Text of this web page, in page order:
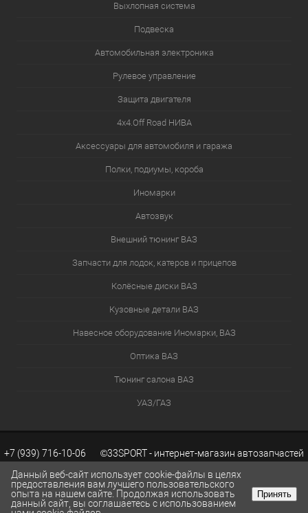
Выхлопная система
Подвеска
Автомобильная электроника
Рулевое управление
Защита двигателя
4х4.Off Road НИВА
Аксессуары для автомобиля и гаража
Полки, подиумы, короба
Иномарки
Автозвук
Внешний тюнинг ВАЗ
Запчасти для лодок, катеров и прицепов
Колёсные диски ВАЗ
Кузовные детали ВАЗ
Навесное оборудование Иномарки, ВАЗ
Оптика ВАЗ
Тюнинг салона ВАЗ
УАЗ/ГАЗ
+7 (939) 716-10-06 ©33SPORT - интернет-магазин автозапчастей
ВАЗ. Каталог запчастей ВАЗ.Разработка сайтов KWEBEK.RU
КОРЗИНА 0
Данный веб-сайт использует cookie-файлы в целях
предоставления вам лучшего пользовательского
опыта на нашем сайте. Продолжая использовать
данный сайт, вы соглашаетесь с использованием
Принять